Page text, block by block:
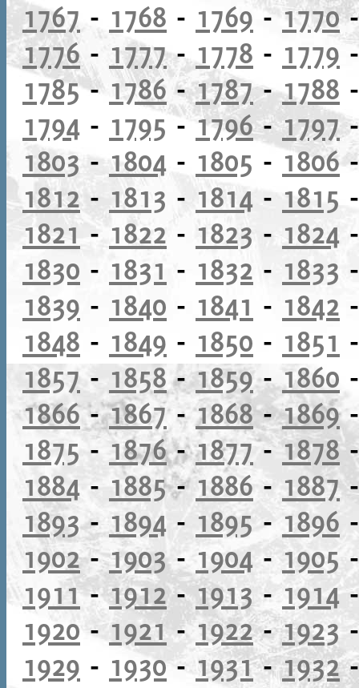
1767 - 1768 - 1769 -1770
1776- 1777- 1778 - 1779
1785- 1786-1787-1788
1794 - 1795-1796-1797
1803- 1804 - 1805 - 1806
1812- 1813 - 1814 - 1815
1821- 1822 - 1823 - 1824
1830 - 1831 - 1832 - 1833
1839 - 1840 - 1841 - 1842
1848 - 1849 - 1850 - 1851
1857 - 1858-1859-1860
1866-1867-1868-1869
1875 - 1876-1877-1878
1884 - 1885-1886- 1887
1893- 1894 - 1895 - 1896
1902-1903-1904-1905
1911-1912-1913 -1914
1920 - 1921-1922-1923
1929 - 1930-1931-1932